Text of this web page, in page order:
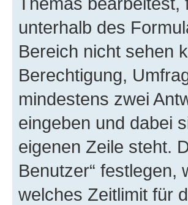
unterhalb des
Bereich nicht sehen
Berechtigung,
mindestens zwei
eingeben und dabei
eigenen Zeile steht.
Benutzer“ festlegen,
welches Zeitlimit für